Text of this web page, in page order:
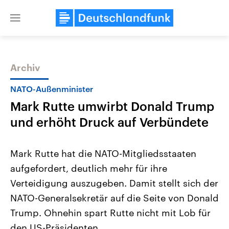
Close
Themen
Landtagswahl Sachsen-Anhalt
2026
Alle Informationen
Sachsen-Anhalt wählt am 6.
September 2026 einen neuen
Landtag. Seit 2021 wird das
Bundesland von einer Koalition aus
USA
Aktuelle Beiträge,
Hintergründe
Wirtschaftlich und
gehören die Vereinigten
den mächtigsten Ländern
Archiv
NATO-Außenminister
Mark Rutte umwirbt Donald Trump
und erhöht Druck auf Verbündete
Mark Rutte hat die NATO-Mitgliedsstaaten
aufgefordert, deutlich mehr für ihre
Verteidigung auszugeben. Damit stellt sich der
NATO-Generalsekretär auf die Seite von Donald
Trump. Ohnehin spart Rutte nicht mit Lob für